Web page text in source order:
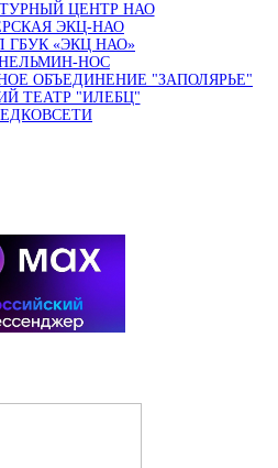
ЦЕНТР НАО
ЭКЦ-НАО
ГБУК «ЭКЦ НАО»
НОС
ОБЪЕДИНЕНИЕ "ЗАПОЛЯРЬЕ"
ТЕАТР "ИЛЕБЦ"